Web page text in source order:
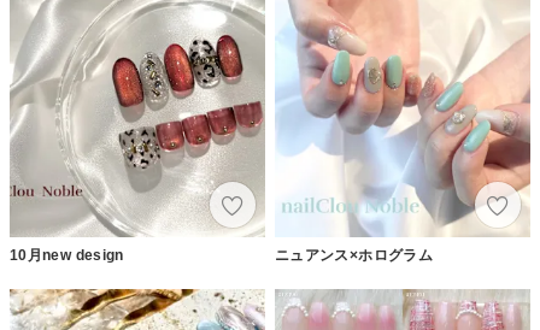
10月new design ニュアンス×ホログラム